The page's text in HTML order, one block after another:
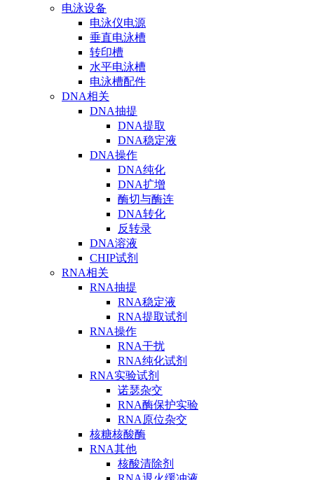
电泳设备
电泳仪电源
垂直电泳槽
转印槽
水平电泳槽
电泳槽配件
DNA相关
DNA抽提
DNA提取
DNA稳定液
DNA操作
DNA纯化
DNA扩增
酶切与酶连
DNA转化
反转录
DNA溶液
CHIP试剂
RNA相关
RNA抽提
RNA稳定液
RNA提取试剂
RNA操作
RNA干扰
RNA纯化试剂
RNA实验试剂
诺瑟杂交
RNA酶保护实验
RNA原位杂交
核糖核酸酶
RNA其他
核酸清除剂